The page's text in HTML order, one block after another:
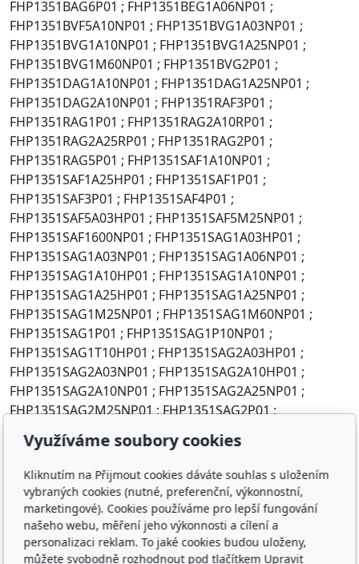
Využíváme soubory cookies
Kliknutím na Přijmout cookies dáváte souhlas s uložením
vybraných cookies (nutné, preferenční, výkonnostní,
marketingové). Cookies používáme pro lepší fungování
našeho webu, měření jeho výkonnosti a cílení a
personalizaci reklam. To jaké cookies budou uloženy,
můžete svobodně rozhodnout pod tlačítkem Upravit